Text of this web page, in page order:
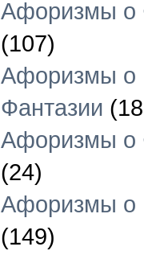
Афоризмы о
(107)
Афоризмы о
Фантазии
Афоризмы о
(24)
Афоризмы о
(149)